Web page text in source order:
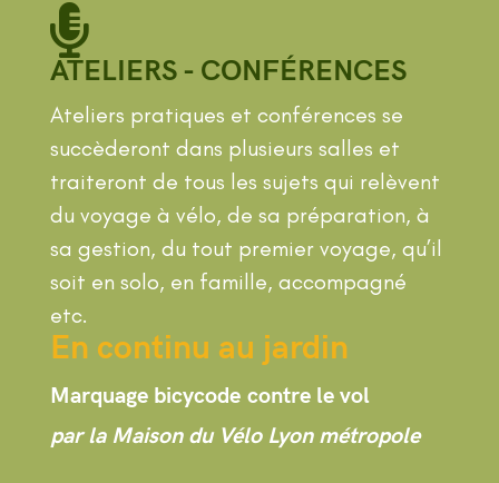

ATELIERS - CONFÉRENCES
Ateliers pratiques et conférences se
succèderont dans plusieurs salles et
traiteront de tous les sujets qui relèvent
du voyage à vélo, de sa préparation, à
sa gestion, du tout premier voyage, qu’il
soit en solo, en famille, accompagné
etc.
En continu au jardin
Marquage bicycode contre le vol
par la Maison du Vélo Lyon métropole